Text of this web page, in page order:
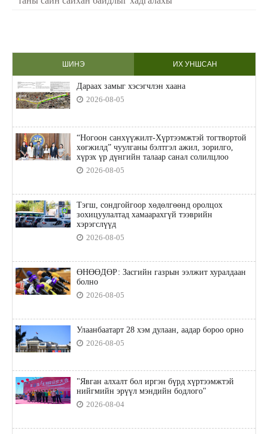
ШИНЭ ИХ УНШСАН
Дараах замыг хэсэгчлэн хаана
2026-08-05
“Ногоон санхүүжилт-Хүртээмжтэй тогтвортой
хөгжилд” чуулганы бэлтгэл ажил, зорилго,
хүрэх үр дүнгийн талаар санал солилцлоо
2026-08-05
Тэгш, сондгойгоор хөдөлгөөнд оролцох
зохицуулалтад хамаарахгүй тээврийн
хэрэгслүүд
2026-08-05
ӨНӨӨДӨР: Засгийн газрын ээлжит хуралдаан
болно
2026-08-05
Улаанбаатарт 28 хэм дулаан, аадар бороо орно
2026-08-05
"Явган алхалт бол иргэн бүрд хүртээмжтэй
нийгмийн эрүүл мэндийн бодлого"
2026-08-04